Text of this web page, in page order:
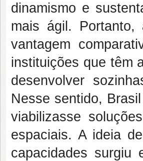
dinamismo e
mais ágil. Portanto,
vantagem
instituições que têm
desenvolver
Nesse sentido,
viabilizasse
espaciais. A ideia
capacidades